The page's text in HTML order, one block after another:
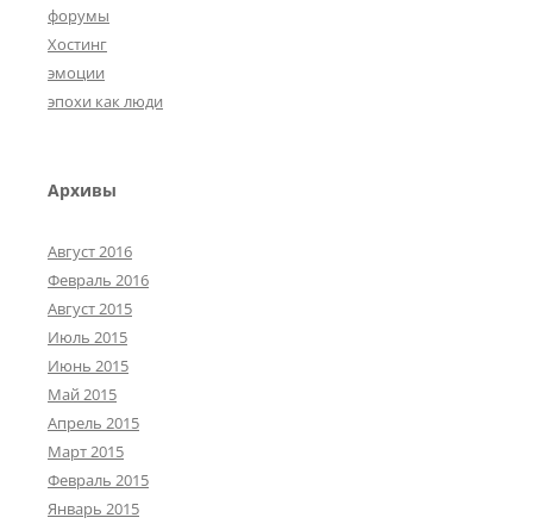
форумы
Хостинг
эмоции
эпохи как люди
Архивы
Август 2016
Февраль 2016
Август 2015
Июль 2015
Июнь 2015
Май 2015
Апрель 2015
Март 2015
Февраль 2015
Январь 2015